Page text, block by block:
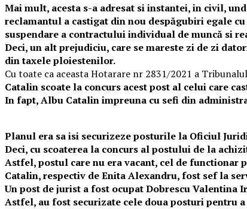
Mai mult, acesta s-a adresat si instantei, in civil,
reclamantul a castigat din nou despăgubiri egale
suspendare a contractului individual de muncă si
Deci, un alt prejudiciu, care se mareste zi de zi
din taxele ploiestenilor.
Cu toate ca aceasta Hotarare nr 2831/2021 a
Catalin scoate la concurs acest post al celui care
In fapt, Albu Catalin impreuna cu sefi din
Planul era sa isi securizeze posturile la Oficiul
Deci, cu scoaterea la concurs al postului de la
Astfel, postul care nu era vacant, cel de functionar
Catalin, respectiv de Enita Alexandru, fost sef la
Un post de jurist a fost ocupat Dobrescu
Astfel, au fost securizate cele doua posturi pentru